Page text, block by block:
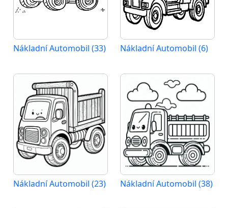
Nákladní Automobil (33) Nákladní Automobil (6)
Nákladní Automobil (23) Nákladní Automobil (38)